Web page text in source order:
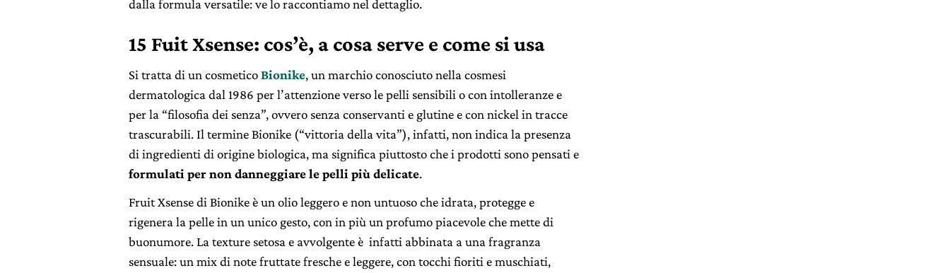
dalla formula versatile: ve lo raccontiamo nel dettaglio.
15 Fuit Xsense: cos’è, a cosa serve e come si usa
Si tratta di un cosmeticoBionike, un marchio conosciuto nella cosmesi
dermatologica dal 1986 per l’attenzione verso le pelli sensibili o con intolleranze e
per la “filosofia dei senza”, ovvero senza conservanti e glutine e con nickel in tracce
trascurabili. Il termine Bionike (“vittoria della vita”), infatti, non indica la presenza
di ingredienti di origine biologica, ma significa piuttosto che i prodotti sono pensati e
formulati per non danneggiare le pelli più delicate.
Fruit Xsense di Bionike è un olio leggero e non untuoso che idrata, protegge e
rigenera la pelle in un unico gesto, con in più un profumo piacevole che mette di
buonumore. La texture setosa e avvolgente è infatti abbinata a una fragranza
sensuale: un mix di note fruttate fresche e leggere, con tocchi fioriti e muschiati,